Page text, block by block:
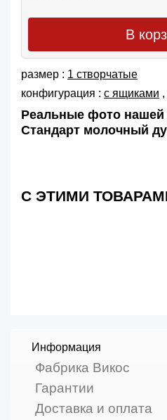
В
размер : 1 створчатые
конфигурация : с ящиками ,
Реальные фото нашей
Стандарт молочный
С ЭТИМИ
Информация
Фабрика Викос
Гарантии
Доставка и оплата